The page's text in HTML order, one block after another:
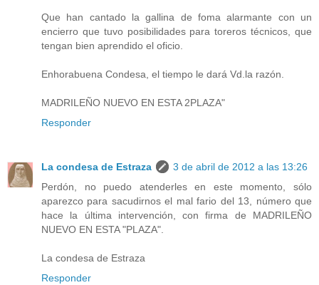
Que han cantado la gallina de foma alarmante con un
encierro que tuvo posibilidades para toreros técnicos, que
tengan bien aprendido el oficio.
Enhorabuena Condesa, el tiempo le dará Vd.la razón.
MADRILEÑO NUEVO EN ESTA 2PLAZA"
Responder
La condesa de Estraza
3 de abril de 2012 a las 13:26
Perdón, no puedo atenderles en este momento, sólo
aparezco para sacudirnos el mal fario del 13, número que
hace la última intervención, con firma de MADRILEÑO
NUEVO EN ESTA "PLAZA".
La condesa de Estraza
Responder